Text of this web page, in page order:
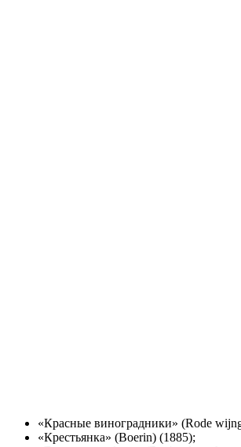
«Красные виноградники» (Rode
«Крестьянка» (Boerin) (1885);